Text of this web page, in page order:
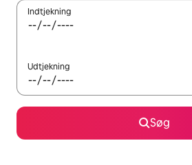
Indtjekning
Udtjekning
Søg